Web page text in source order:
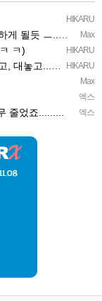
HIKARU
Max
듯 ㅡ..ㅡy~
HIKARU
ㅋ)
HIKARU
고...ㅋ ㅋ)
Max
엑스
엑스
줄었죠.........